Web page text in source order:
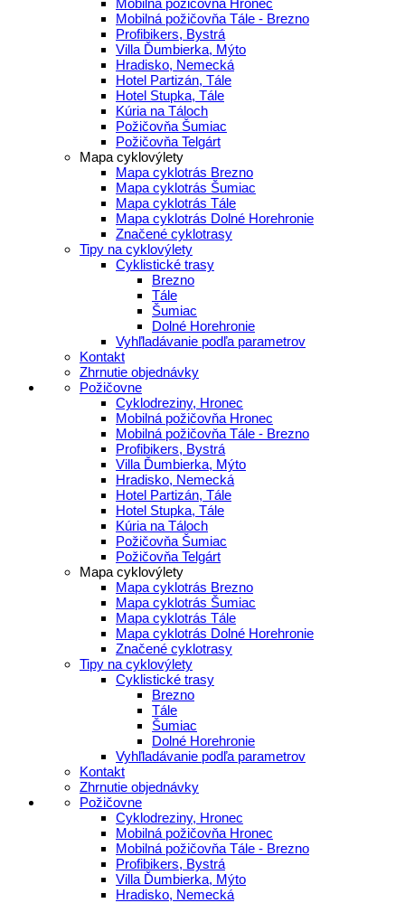
Mobilná požičovňa Tále - Brezno
Profibikers, Bystrá
Villa Ďumbierka, Mýto
Hradisko, Nemecká
Hotel Partizán, Tále
Hotel Stupka, Tále
Kúria na Táloch
Požičovňa Šumiac
Požičovňa Telgárt
Mapa cyklovýlety
Mapa cyklotrás Brezno
Mapa cyklotrás Šumiac
Mapa cyklotrás Tále
Mapa cyklotrás Dolné Horehronie
Značené cyklotrasy
Tipy na cyklovýlety
Cyklistické trasy
Brezno
Tále
Šumiac
Dolné Horehronie
Vyhľladávanie podľa parametrov
Kontakt
Zhrnutie objednávky
Požičovne
Cyklodreziny, Hronec
Mobilná požičovňa Hronec
Mobilná požičovňa Tále - Brezno
Profibikers, Bystrá
Villa Ďumbierka, Mýto
Hradisko, Nemecká
Hotel Partizán, Tále
Hotel Stupka, Tále
Kúria na Táloch
Požičovňa Šumiac
Požičovňa Telgárt
Mapa cyklovýlety
Mapa cyklotrás Brezno
Mapa cyklotrás Šumiac
Mapa cyklotrás Tále
Mapa cyklotrás Dolné Horehronie
Značené cyklotrasy
Tipy na cyklovýlety
Cyklistické trasy
Brezno
Tále
Šumiac
Dolné Horehronie
Vyhľladávanie podľa parametrov
Kontakt
Zhrnutie objednávky
Požičovne
Cyklodreziny, Hronec
Mobilná požičovňa Hronec
Mobilná požičovňa Tále - Brezno
Profibikers, Bystrá
Villa Ďumbierka, Mýto
Hradisko, Nemecká